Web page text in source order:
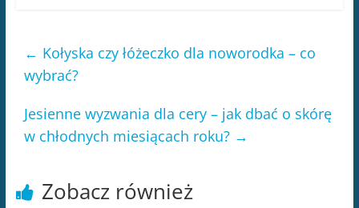
← Kołyska czy łóżeczko dla noworodka – co
wybrać?
Jesienne wyzwania dla cery – jak dbać o skórę
w chłodnych miesiącach roku? →
Zobacz również